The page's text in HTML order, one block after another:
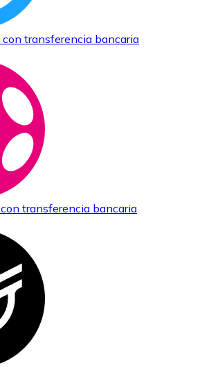
con transferencia bancaria
con transferencia bancaria